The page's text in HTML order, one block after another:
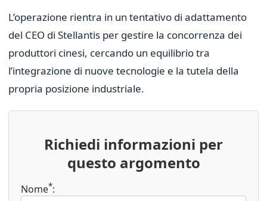
L’operazione rientra in un tentativo di adattamento
del CEO di Stellantis per gestire la concorrenza dei
produttori cinesi, cercando un equilibrio tra
l’integrazione di nuove tecnologie e la tutela della
propria posizione industriale.
Richiedi informazioni per
questo argomento
Nome*: